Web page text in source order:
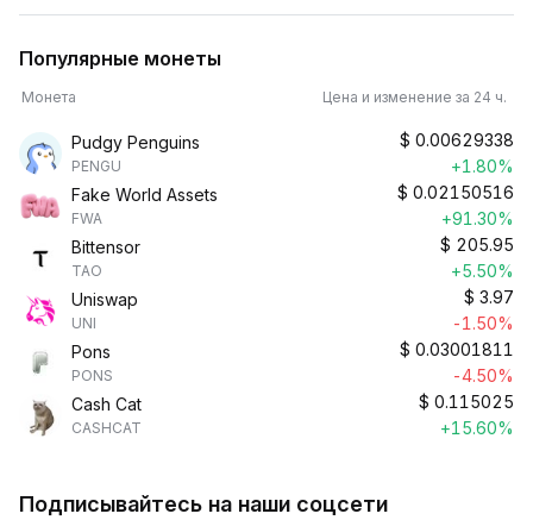
Популярные монеты
Монета Цена и изменение за 24 ч.
Pudgy Penguins
PENGU
$ 0.00629338
+1.80%
Fake World Assets
FWA
$ 0.02150516
+91.30%
Bittensor
TAO
$ 205.95
+5.50%
Uniswap
UNI
$ 3.97
-1.50%
Pons
PONS
$ 0.03001811
-4.50%
Cash Cat
CASHCAT
$ 0.115025
+15.60%
Подписывайтесь на наши соцсети